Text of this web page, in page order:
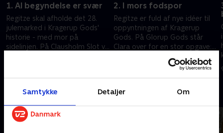
Samtykke Detaljer Om
1. Al begyndelse er svær
Regitze skal afholde det 28.
julemarked i Kragerup Gods'
historie - med mor på
sidelinjen. På Clausholm Slot vil
2. I mors fodspor
Regitze er fuld af nye idéer til
oppyntningen af Kragerup
Gods. På Glorup Gods står
Clara over for en stor opgave:
godsets gamle kapel.
2. december 2025 • 30 min
Andre så også